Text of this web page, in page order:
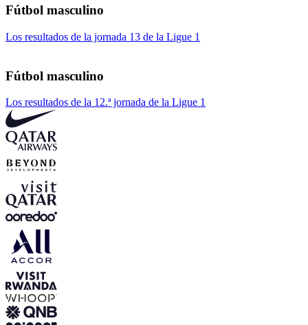
Fútbol masculino
Los resultados de la jornada 13 de la Ligue 1
Fútbol masculino
Los resultados de la 12.ª jornada de la Ligue 1